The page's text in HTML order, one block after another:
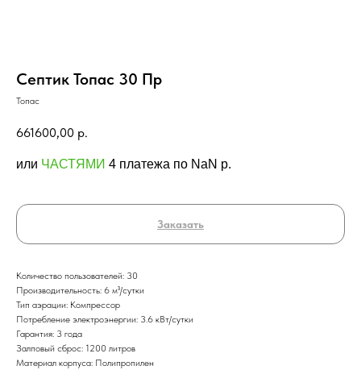
Септик Топас 30 Пр
Топас
661600,00 р.
или ЧАСТЯМИ 4 платежа по NaN p.
Заказать
Количество пользователей: 30
Производительность: 6 м³/сутки
Тип аэрации: Компрессор
Потребление электроэнергии: 3.6 кВт/сутки
Гарантия: 3 года
Залповый сброс: 1200 литров
Материал корпуса: Полипропилен